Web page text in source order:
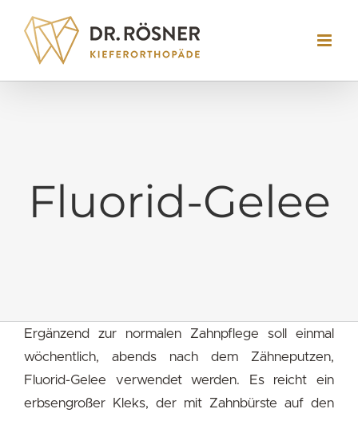
content
Fluorid-Gelee
Ergänzend zur normalen Zahnpflege soll einmal
wöchentlich, abends nach dem Zähneputzen,
Fluorid-Gelee verwendet werden. Es reicht ein
erbsengroßer Kleks, der mit Zahnbürste auf den